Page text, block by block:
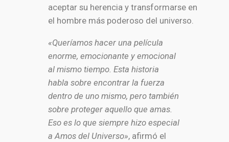
aceptar su herencia y transformarse en
el hombre más poderoso del universo.
«Queríamos hacer una película
enorme, emocionante y emocional
al mismo tiempo. Esta historia
habla sobre encontrar la fuerza
dentro de uno mismo, pero también
sobre proteger aquello que amas.
Eso es lo que siempre hizo especial
a Amos del Universo», afirmó el